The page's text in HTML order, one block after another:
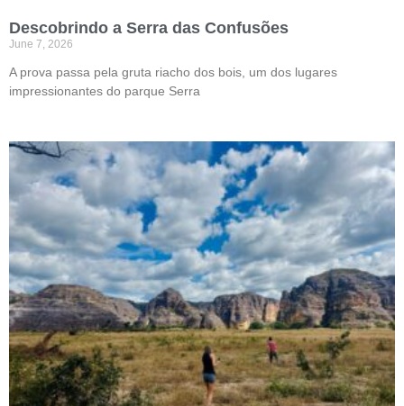
Descobrindo a Serra das Confusões
June 7, 2026
A prova passa pela gruta riacho dos bois, um dos lugares
impressionantes do parque Serra